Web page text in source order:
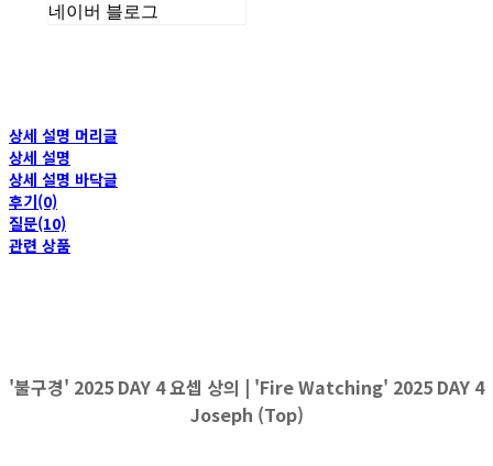
네이버 블로그
상세 설명 머리글
상세 설명
상세 설명 바닥글
후기(0)
질문(10)
관련 상품
'불구경' 2025 DAY 4 요셉 상의 | 'Fire Watching' 2025 DAY 4
Joseph (Top)